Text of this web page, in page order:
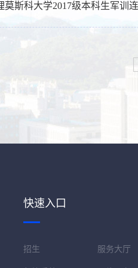
莫斯科大学2017级本科生军训
快速入口
招生 服务大厅